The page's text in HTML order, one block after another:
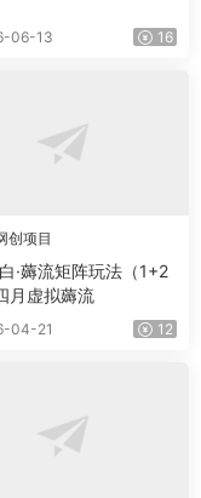
06-13 16
创项目
·薅流矩阵玩法（1+2
月虚拟薅流
04-21 12